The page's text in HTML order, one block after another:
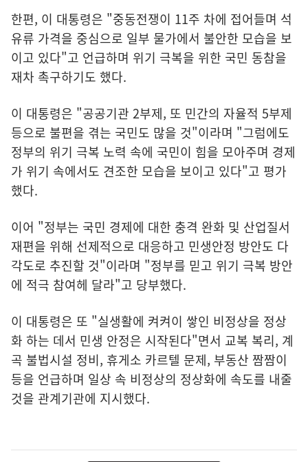
한편, 이 대통령은 "중동전쟁이 11주 차에 접어들며 석
유류 가격을 중심으로 일부 물가에서 불안한 모습을 보
이고 있다"고 언급하며 위기 극복을 위한 국민 동참을
재차 촉구하기도 했다.
이 대통령은 "공공기관 2부제, 또 민간의 자율적 5부제
등으로 불편을 겪는 국민도 많을 것"이라며 "그럼에도
정부의 위기 극복 노력 속에 국민이 힘을 모아주며 경제
가 위기 속에서도 견조한 모습을 보이고 있다"고 평가
했다.
이어 "정부는 국민 경제에 대한 충격 완화 및 산업질서
재편을 위해 선제적으로 대응하고 민생안정 방안도 다
각도로 추진할 것"이라며 "정부를 믿고 위기 극복 방안
에 적극 참여헤 달라"고 당부했다.
이 대통령은 또 "실생활에 켜켜이 쌓인 비정상을 정상
화 하는 데서 민생 안정은 시작된다"면서 교복 복리, 계
곡 불법시설 정비, 휴게소 카르텔 문제, 부동산 짬짬이
등을 언급하며 일상 속 비정상의 정상화에 속도를 내줄
것을 관계기관에 지시했다.